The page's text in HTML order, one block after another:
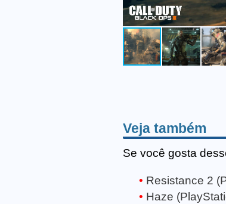
Veja também
Se você gosta
Resistance 2
Haze